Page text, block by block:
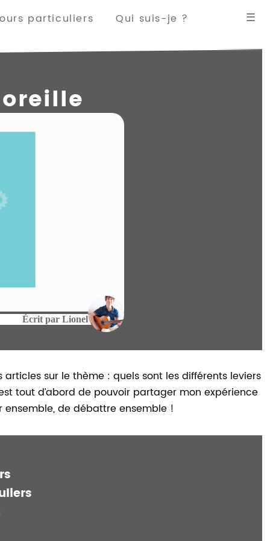
particuliers Qui suis-je ? ☰
Écrit par Lionel
sur le thème : quels sont les différents leviers
tout d’abord de pouvoir partager mon expérience
ensemble, de débattre ensemble !